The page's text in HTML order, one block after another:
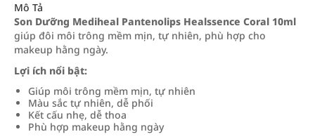
Mô Tả
Son Dưỡng Mediheal Pantenolips Healssence Coral 10ml
giúp đôi môi trông mềm mịn, tự nhiên, phù hợp cho
makeup hằng ngày.
Lợi ích nổi bật:
Giúp môi trông mềm mịn, tự nhiên
Màu sắc tự nhiên, dễ phối
Kết cấu nhẹ, dễ thoa
Phù hợp makeup hằng ngày